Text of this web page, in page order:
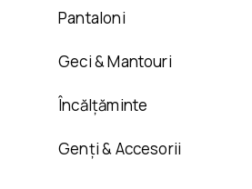
Pantaloni
Geci & Mantouri
Încălțăminte
Genți & Accesorii